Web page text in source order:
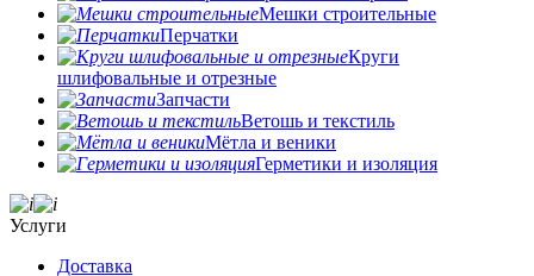
Мешки строительные
Перчатки
Круги
шлифовальные и отрезные
Запчасти
Ветошь и текстиль
Мётла и веники
Герметики и изоляция
Услуги
Доставка